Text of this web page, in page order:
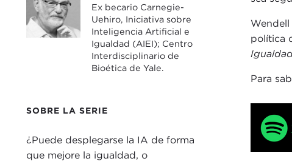
Ex becario Carnegie-
Uehiro, Iniciativa sobre
Inteligencia Artificial e
Igualdad (AIEI); Centro
Interdisciplinario de
Bioética de Yale.
SOBRE LA SERIE
¿Puede desplegarse la IA de forma
que mejore la igualdad, o
política
Para